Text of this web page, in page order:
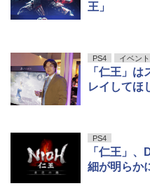
王」
PS4 イベント
「仁王」
レイしてほ
PS4
「仁王」
細が明らか